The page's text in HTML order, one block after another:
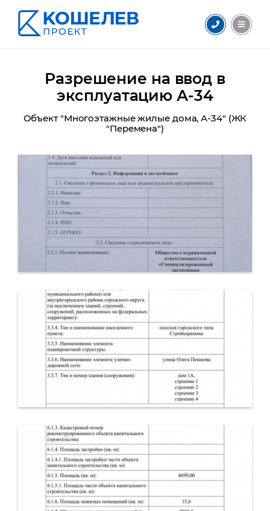
Разрешение на ввод в
эксплуатацию А-34
Объект "Многоэтажные жилые дома, А-34" (ЖК
"Перемена")